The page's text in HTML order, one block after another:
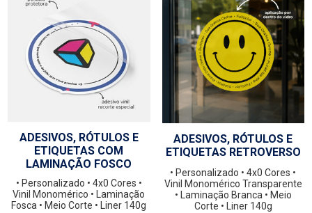
ADESIVOS, RÓTULOS E
ETIQUETAS COM
LAMINAÇÃO FOSCO
• Personalizado • 4x0 Cores •
Vinil Monomérico • Laminação
Fosca • Meio Corte • Liner 140g
ADESIVOS, RÓTULOS E
ETIQUETAS RETROVERSO
• Personalizado • 4x0 Cores •
Vinil Monomérico Transparente
• Laminação Branca • Meio
Corte • Liner 140g